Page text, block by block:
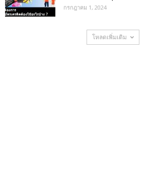
กรกฎาคม 1, 2024
โหลดเพิ่มเติม